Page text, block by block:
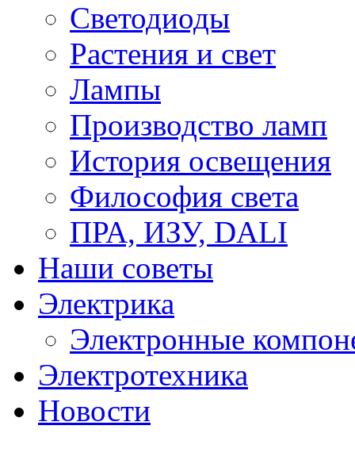
Светодиоды
Растения и свет
Лампы
Производство ламп
История освещения
Философия света
ПРА, ИЗУ, DALI
Наши советы
Электрика
Электронные
Электротехника
Новости